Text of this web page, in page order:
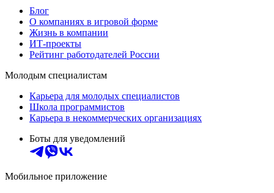
Блог
О компаниях в игровой форме
Жизнь в компании
ИТ-проекты
Рейтинг работодателей России
Молодым специалистам
Карьера для молодых специалистов
Школа программистов
Карьера в некоммерческих организациях
Боты для уведомлений
Мобильное приложение